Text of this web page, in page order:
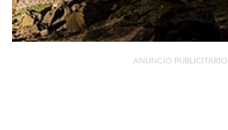
ANUNCIO PUBLICITARIO